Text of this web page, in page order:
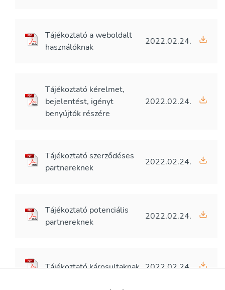
Tájékoztató a weboldalt
használóknak
2022.02.24.
Tájékoztató kérelmet,
bejelentést, igényt
benyújtók részére
2022.02.24.
Tájékoztató szerződéses
partnereknek
2022.02.24.
Tájékoztató potenciális
partnereknek
2022.02.24.
Tájékoztató károsultaknak 2022.02.24.